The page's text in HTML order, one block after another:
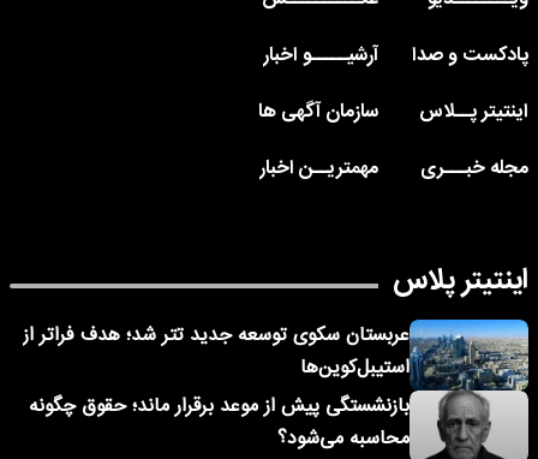
پادکست و صدا
آرشیـــــو اخبار
اینتیتر پــلاس
سازمان آگهی ها
مجله خبـــری
مهمتریــن اخبار
اینتیتر پلاس
عربستان سکوی توسعه جدید تتر شد؛ هدف فراتر از
استیبل‌کوین‌ها
بازنشستگی پیش از موعد برقرار ماند؛ حقوق چگونه
محاسبه می‌شود؟